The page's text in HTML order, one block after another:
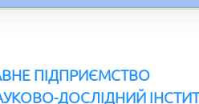
ПІДПРИЄМСТВО
ДОСЛІДНИЙ